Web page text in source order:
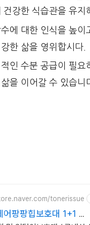
강한 식습관을 유지
에 대한 인식을 높이
한 삶을 영위합시다.
인 수분 공급이 필요
을 이어갈 수 있습니
tonerissue
팡팡힙보호대 1+1 상